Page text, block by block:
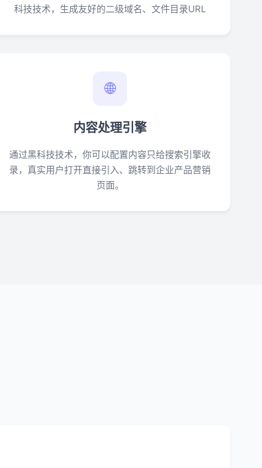
科技技术，生成友好的二级域名、文件目录URL
🌐
内容处理引擎
通过黑科技技术，你可以配置内容只给搜索引擎收
录，真实用户打开直接引入、跳转到企业产品营销
页面。